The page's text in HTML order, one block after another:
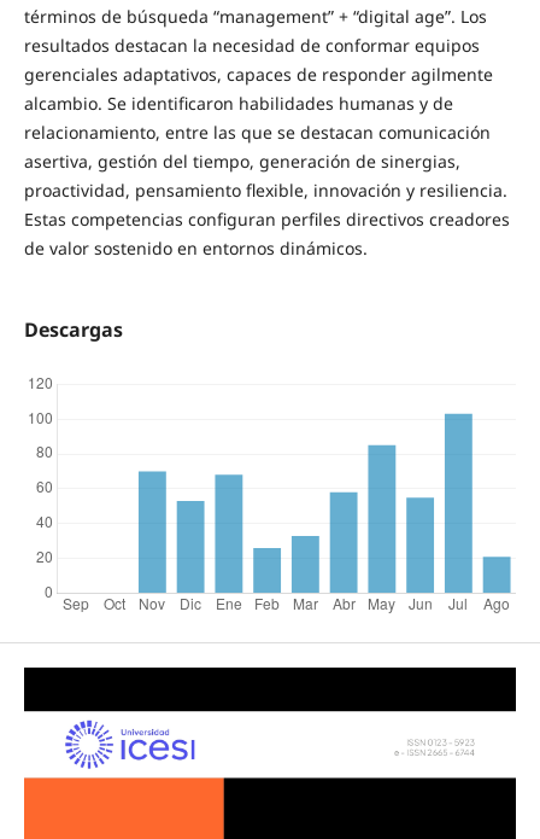
términos de búsqueda “management” + “digital age”. Los
resultados destacan la necesidad de conformar equipos
gerenciales adaptativos, capaces de responder agilmente
alcambio. Se identificaron habilidades humanas y de
relacionamiento, entre las que se destacan comunicación
asertiva, gestión del tiempo, generación de sinergias,
proactividad, pensamiento flexible, innovación y resiliencia.
Estas competencias configuran perfiles directivos creadores
de valor sostenido en entornos dinámicos.
Descargas